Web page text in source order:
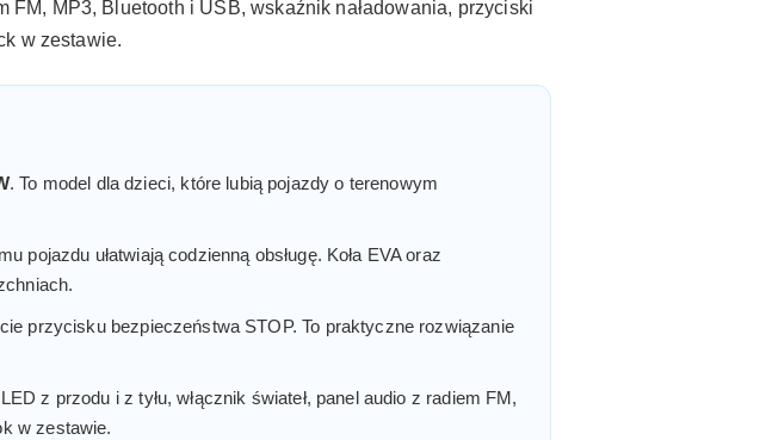
MP3, Bluetooth i USB, wskaźnik naładowania, przyciski
w zestawie.
. To model dla dzieci, które lubią pojazdy o terenowym
pojazdu ułatwiają codzienną obsługę. Koła EVA oraz
przycisku bezpieczeństwa STOP. To praktyczne rozwiązanie
z przodu i z tyłu, włącznik świateł, panel audio z radiem FM,
w zestawie.